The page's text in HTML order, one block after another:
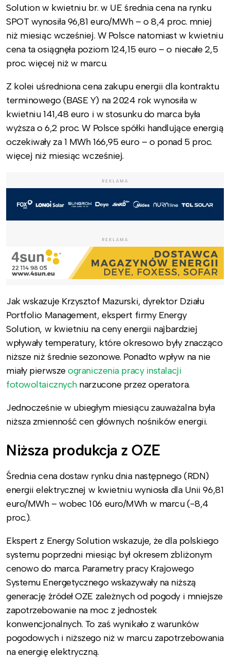
Solution w kwietniu br. w UE średnia cena na rynku
SPOT wynosiła 96,81 euro/MWh – o 8,4 proc. mniej
niż miesiąc wcześniej. W Polsce natomiast w kwietniu
cena ta osiągnęła poziom 124,15 euro – o niecałe 2,5
proc. więcej niż w marcu.
Z kolei uśredniona cena zakupu energii dla kontraktu
terminowego (BASE Y) na 2024 rok wynosiła w
kwietniu 141,48 euro i w stosunku do marca była
wyższa o 6,2 proc. W Polsce spółki handlujące energią
oczekiwały za 1 MWh 166,95 euro – o ponad 5 proc.
więcej niż miesiąc wcześniej.
REKLAMA
REKLAMA
Jak wskazuje Krzysztof Mazurski, dyrektor Działu
Portfolio Management, ekspert firmy Energy
Solution, w kwietniu na ceny energii najbardziej
wpływały temperatury, które okresowo były znacząco
niższe niż średnie sezonowe. Ponadto wpływ na nie
miały pierwszeograniczenia pracy instalacji
fotowoltaicznychnarzucone przez operatora.
Jednocześnie w ubiegłym miesiącu zauważalna była
niższa zmienność cen głównych nośników energii.
Niższa produkcja z OZE
Średnia cena dostaw rynku dnia następnego (RDN)
energii elektrycznej w kwietniu wyniosła dla Unii 96,81
euro/MWh – wobec 106 euro/MWh w marcu (-8,4
proc.).
Ekspert z Energy Solution wskazuje, że dla polskiego
systemu poprzedni miesiąc był okresem zbliżonym
cenowo do marca. Parametry pracy Krajowego
Systemu Energetycznego wskazywały na niższą
generację źródeł OZE zależnych od pogody i mniejsze
zapotrzebowanie na moc z jednostek
konwencjonalnych. To zaś wynikało z warunków
pogodowych i niższego niż w marcu zapotrzebowania
na energię elektryczną.